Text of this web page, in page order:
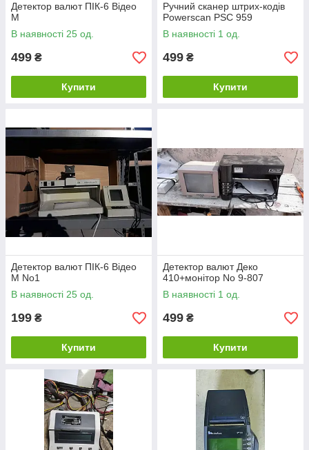
Детектор валют ПІК-6 Відео
М
В наявності 25 од.
499 ₴
Купити
Ручний сканер штрих-кодів
Powerscan PSC 959
В наявності 1 од.
499 ₴
Купити
Детектор валют ПІК-6 Відео
М No1
В наявності 25 од.
199 ₴
Купити
Детектор валют Деко
410+монітор No 9-807
В наявності 1 од.
499 ₴
Купити